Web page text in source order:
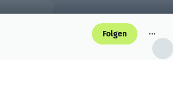
Folgen